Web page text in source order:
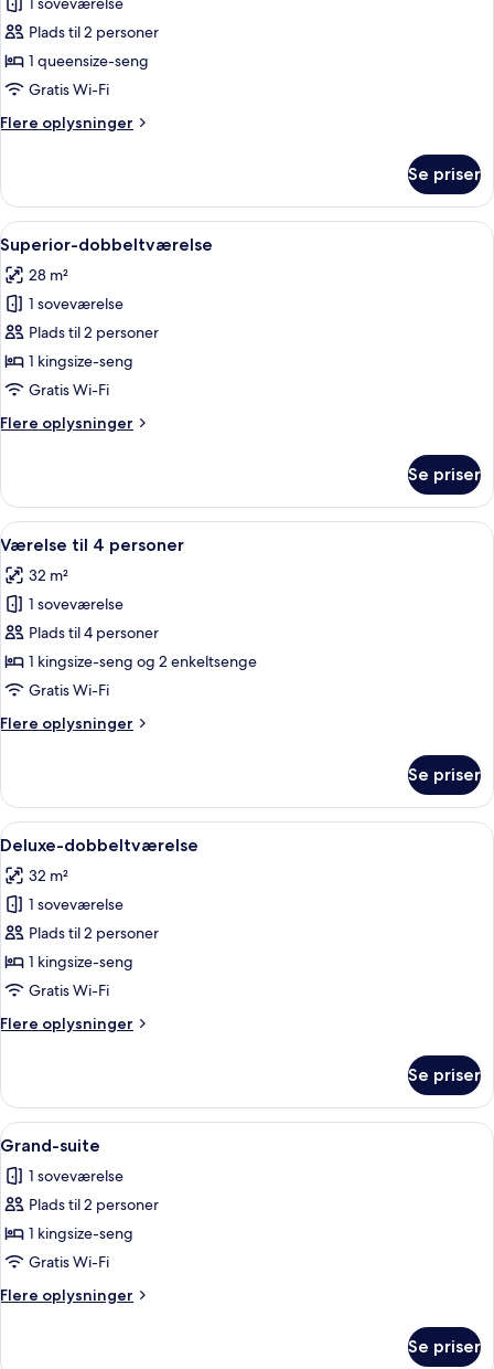
af
Classic-
dobbeltværelse
Plads til 2 personer
1 queensize-seng
Gratis Wi-Fi
Flere oplysninger
Flere
dobbeltværelse
Se priser
Indlæs
alle
billeder
af
Superior-
dobbeltværelse
Et hotelværelse med en stor seng,
4
Superior-dobbeltværelse
28 m²
1 soveværelse
Plads til 2 personer
1 kingsize-seng
Gratis Wi-Fi
Flere oplysninger
Flere
dobbeltværelse
Se priser
Indlæs
alle
billeder
af
Værelse
til
4
Et soveværelse med seng,
5
Værelse til 4 personer
32 m²
1 soveværelse
Plads til 4 personer
1 kingsize-seng og 2 enkeltsenge
Gratis Wi-Fi
Flere oplysninger
Flere
til
4
personer
Se priser
Indlæs
alle
billeder
af
Deluxe-
dobbeltværelse
Et soveværelse med seng,
6
Deluxe-dobbeltværelse
32 m²
1 soveværelse
Plads til 2 personer
1 kingsize-seng
Gratis Wi-Fi
Flere oplysninger
Flere
dobbeltværelse
Se priser
Indlæs
alle
billeder
af
Grand-
suite
En udendørs terrasse med
5
Grand-suite
1 soveværelse
Plads til 2 personer
1 kingsize-seng
Gratis Wi-Fi
Flere oplysninger
Flere
Se priser